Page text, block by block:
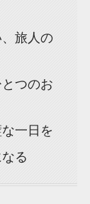
旅人の
つのお
一日を
る